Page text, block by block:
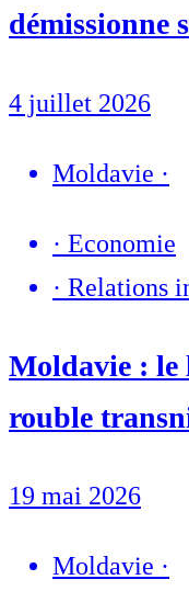
démissionne
4 juillet 2026
Moldavie ·
· Economie
· Relations
Moldavie : le
rouble
19 mai 2026
Moldavie ·